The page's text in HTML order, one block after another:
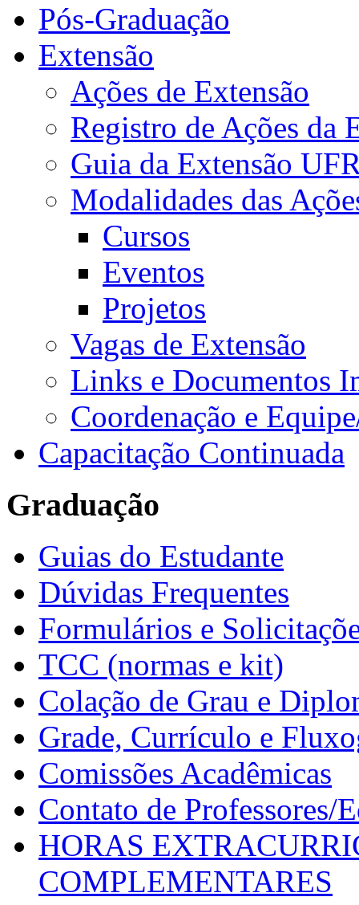
Pós-Graduação
Extensão
Ações de Extensão
Registro de Ações da
Guia da Extensão
Modalidades das
Cursos
Eventos
Projetos
Vagas de Extensão
Links e Documentos
Coordenação e
Capacitação Continuada
Graduação
Guias do Estudante
Dúvidas Frequentes
Formulários e
TCC (normas e kit)
Colação de Grau e
Grade, Currículo e
Comissões Acadêmicas
Contato de Professores/
HORAS
COMPLEMENTARES